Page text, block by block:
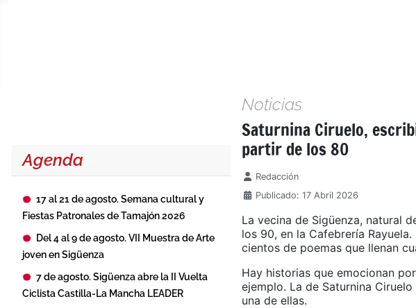
Agenda
17 al 21 de agosto. Semana cultural y
Fiestas Patronales de Tamajón 2026
Del 4 al 9 de agosto. VII Muestra de Arte
joven en Sigüenza
7 de agosto. Sigüenza abre la II Vuelta
Ciclista Castilla-La Mancha LEADER
Noticias
Saturnina Ciruelo,
partir de los 80
Detalles
Redacción
Publicado: 17 Abril 2026
La vecina de Sigüenza, natural
los 90, en la Cafebrería
cientos de poemas que llenan
Hay historias que emocionan
ejemplo. La de Saturnina
una de ellas.